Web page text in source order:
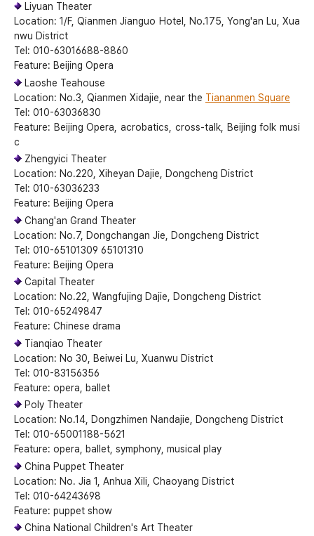
Liyuan Theater
Location: 1/F, Qianmen Jianguo Hotel, No.175, Yong'an Lu, Xua
nwu District
Tel: 010-63016688-8860
Feature: Beijing Opera
Laoshe Teahouse
Location: No.3, Qianmen Xidajie, near the Tiananmen Square
Tel: 010-63036830
Feature: Beijing Opera, acrobatics, cross-talk, Beijing folk musi
c
Zhengyici Theater
Location: No.220, Xiheyan Dajie, Dongcheng District
Tel: 010-63036233
Feature: Beijing Opera
Chang'an Grand Theater
Location: No.7, Dongchangan Jie, Dongcheng District
Tel: 010-65101309 65101310
Feature: Beijing Opera
Capital Theater
Location: No.22, Wangfujing Dajie, Dongcheng District
Tel: 010-65249847
Feature: Chinese drama
Tianqiao Theater
Location: No 30, Beiwei Lu, Xuanwu District
Tel: 010-83156356
Feature: opera, ballet
Poly Theater
Location: No.14, Dongzhimen Nandajie, Dongcheng District
Tel: 010-65001188-5621
Feature: opera, ballet, symphony, musical play
China Puppet Theater
Location: No. Jia 1, Anhua Xili, Chaoyang District
Tel: 010-64243698
Feature: puppet show
China National Children's Art Theater